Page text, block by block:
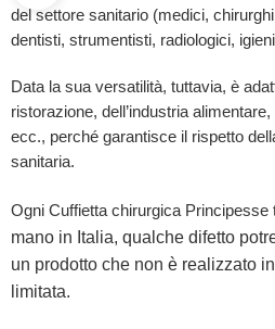
del settore sanitario (medici,
dentisti, strumentisti, radiologici,
Data la sua versatilità, tuttavia, è
ristorazione, dell’industria
ecc., perché garantisce il rispetto
sanitaria.
Ogni Cuffietta chirurgica Principesse
mano in Italia, qualche difetto
un prodotto che non è realizzato
limitata.